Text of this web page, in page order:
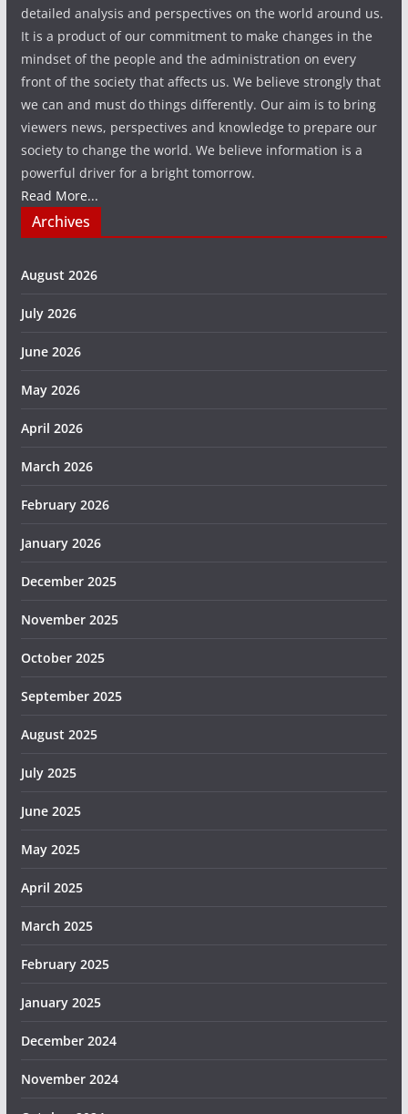
detailed analysis and perspectives on the world around us.
It is a product of our commitment to make changes in the
mindset of the people and the administration on every
front of the society that affects us. We believe strongly that
we can and must do things differently. Our aim is to bring
viewers news, perspectives and knowledge to prepare our
society to change the world. We believe information is a
powerful driver for a bright tomorrow.
Read More...
Archives
August 2026
July 2026
June 2026
May 2026
April 2026
March 2026
February 2026
January 2026
December 2025
November 2025
October 2025
September 2025
August 2025
July 2025
June 2025
May 2025
April 2025
March 2025
February 2025
January 2025
December 2024
November 2024